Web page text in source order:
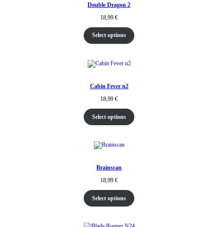
Double Dragon 2
18,99 €
Select options
Cabin Fever n2
18,99 €
Select options
Brainscan
18,99 €
Select options